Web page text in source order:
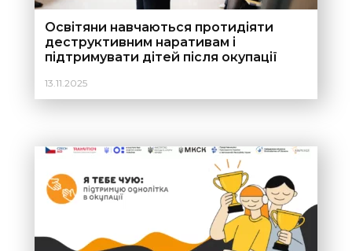
Освітяни навчаються протидіяти
деструктивним наративам і
підтримувати дітей після окупації
13.11.2025